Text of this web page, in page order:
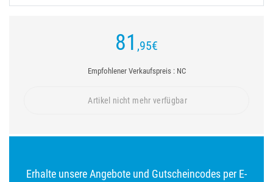
81 ,95€
Empfohlener Verkaufspreis : NC
Artikel nicht mehr verfügbar
Erhalte unsere Angebote und Gutscheincodes per E-